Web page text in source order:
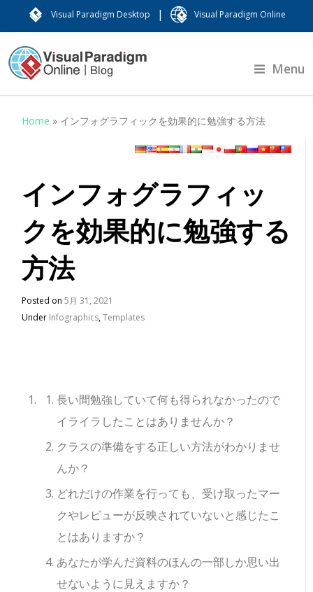
Visual Paradigm Desktop | Visual Paradigm Online
Menu
Home » インフォグラフィックを効果的に勉強する方法
インフォグラフィッ
クを効果的に勉強する
方法
Posted on5月 31, 2021
Under Infographics,Templates
長い間勉強していて何も得られなかったので
イライラしたことはありませんか？
クラスの準備をする正しい方法がわかりませ
んか？
どれだけの作業を行っても、受け取ったマー
クやレビューが反映されていないと感じたこ
とはありますか？
あなたが学んだ資料のほんの一部しか思い出
せないように見えますか？